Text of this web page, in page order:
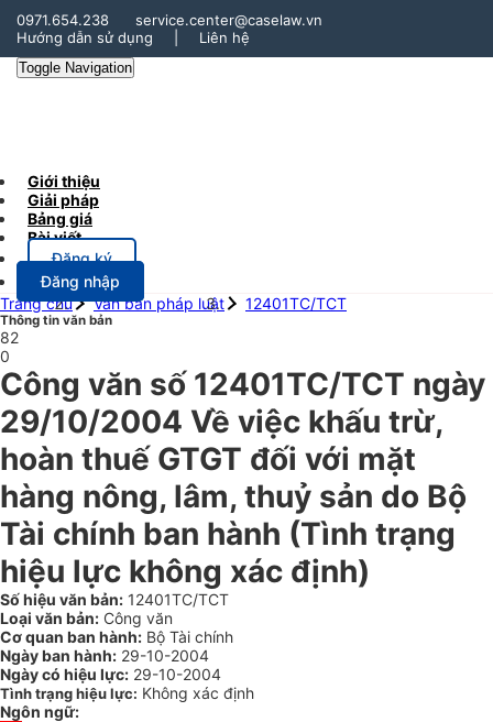
0971.654.238
service.center@caselaw.vn
Hướng dẫn sử dụng
Liên hệ
Toggle Navigation
Giới thiệu
Giải pháp
Bảng giá
Bài viết
Đăng ký
Đăng nhập
Trang chủ
Văn bản pháp luật 12401TC/TCT
Thông tin văn bản
82
0
Công văn số 12401TC/TCT ngày
29/10/2004 Về việc khấu trừ,
hoàn thuế GTGT đối với mặt
hàng nông, lâm, thuỷ sản do Bộ
Tài chính ban hành (Tình trạng
hiệu lực không xác định)
Số hiệu văn bản: 12401TC/TCT
Loại văn bản: Công văn
Cơ quan ban hành: Bộ Tài chính
Ngày ban hành: 29-10-2004
Ngày có hiệu lực: 29-10-2004
Tình trạng hiệu lực: Không xác định
Ngôn ngữ: